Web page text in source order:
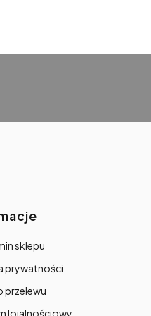
sklepu
prywatności
przelewu
lojalnościowy